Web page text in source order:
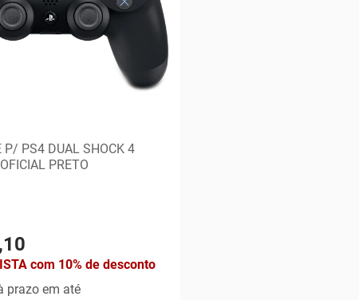
P/ PS4 DUAL SHOCK 4
PRETO
com 10% de desconto
prazo em até